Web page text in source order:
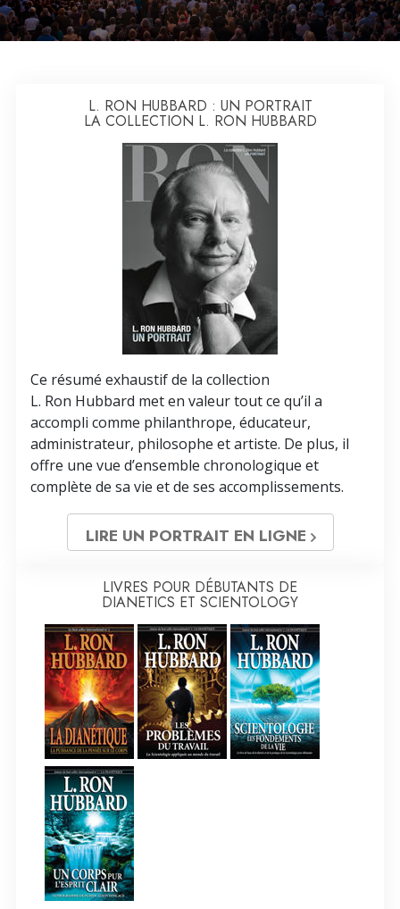
L. RON HUBBARD : UN PORTRAIT
LA COLLECTION L. RON HUBBARD
Ce résumé exhaustif de la collection
L. Ron Hubbard met en valeur tout ce qu’il a
accompli comme philanthrope, éducateur,
administrateur, philosophe et artiste. De plus, il
offre une vue d’ensemble chronologique et
complète de sa vie et de ses accomplissements.
LIRE UN PORTRAIT EN LIGNE
LIVRES POUR DÉBUTANTS DE
DIANETICS ET SCIENTOLOGY